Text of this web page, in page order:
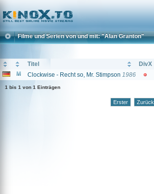
Home
Filme und Serien von und mit: "Alan Granton"
Titel DivX
Clockwise - Recht so, Mr. Stimpson 1986
1 bis 1 von 1 Einträgen
Erster Zurück